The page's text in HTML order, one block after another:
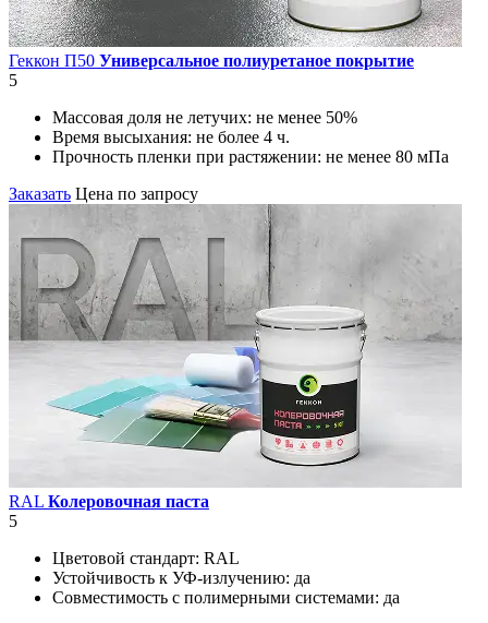
Геккон П50 Универсальное полиуретаное покрытие
5
Массовая доля не летучих: не менее 50%
Время высыхания: не более 4 ч.
Прочность пленки при растяжении: не менее 80 мПа
Заказать Цена по запросу
RAL Колеровочная паста
5
Цветовой стандарт: RAL
Устойчивость к УФ-излучению: да
Совместимость с полимерными системами: да